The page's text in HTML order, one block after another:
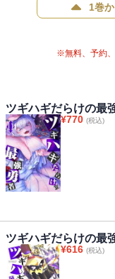
1巻
※無料、予約、
ツギハギだらけの最
¥770 (税込)
ツギハギだらけの最
¥616 (税込)